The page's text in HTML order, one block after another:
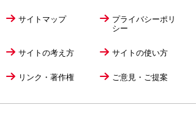
サイトマップ
プライバシーポリ
シー
サイトの考え方 サイトの使い方
リンク・著作権 ご意見・ご提案